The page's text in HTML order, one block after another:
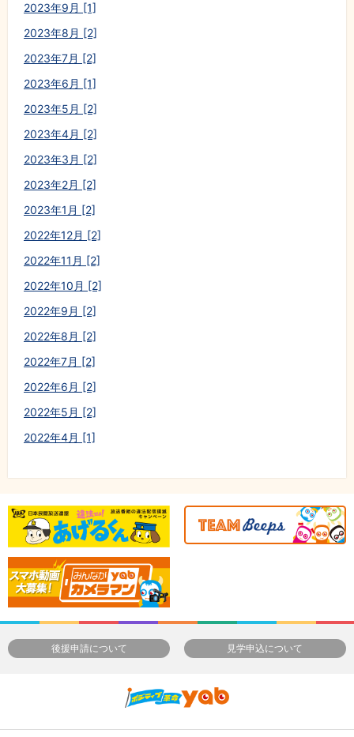
2023年9月 [1]
2023年8月 [2]
2023年7月 [2]
2023年6月 [1]
2023年5月 [2]
2023年4月 [2]
2023年3月 [2]
2023年2月 [2]
2023年1月 [2]
2022年12月 [2]
2022年11月 [2]
2022年10月 [2]
2022年9月 [2]
2022年8月 [2]
2022年7月 [2]
2022年6月 [2]
2022年5月 [2]
2022年4月 [1]
後援申請について 見学申込について